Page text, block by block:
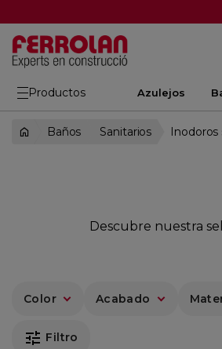
Productos Azulejos
Baños Sanitarios Inodoros
Descubre nuestra
Color Acabado
tune Filtro